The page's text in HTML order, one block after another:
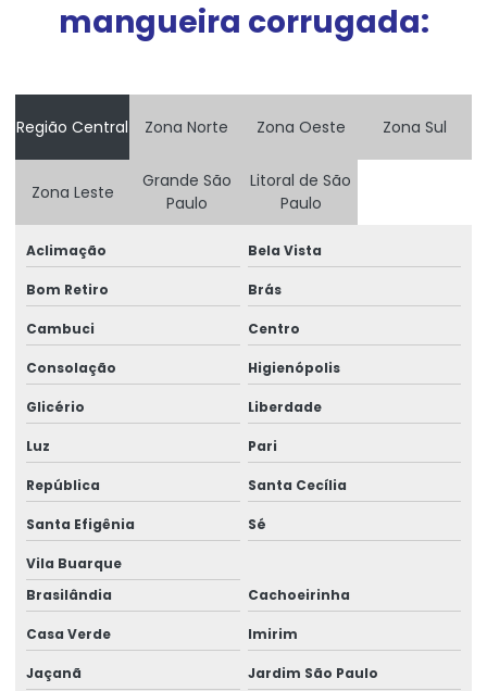
Máquina de reciclagem pet
Máquina de reciclar pet preço
Máquina de reciclar plástico preço
Mini extrusora para laboratório
Peças para extrusoras
Peças para injetoras
Peças para injetoras de plásticos
Peças para máquinas injetoras
Peças de reposição para injetoras
Peças para sopradoras
Recuperação de cilindro e rosca
Reforma de rosca extrusora
Roscas e cilindros para extrusoras
mangueira corrugada:
Região Central Zona Norte Zona Oeste Zona Sul
Zona Leste
Grande São
Paulo
Litoral de São
Paulo
Aclimação Bela Vista
Bom Retiro Brás
Cambuci Centro
Consolação Higienópolis
Glicério Liberdade
Luz Pari
República Santa Cecília
Santa Efigênia Sé
Vila Buarque
Brasilândia
Cachoeirinha
Casa Verde Imirim
Jaçanã Jardim São Paulo